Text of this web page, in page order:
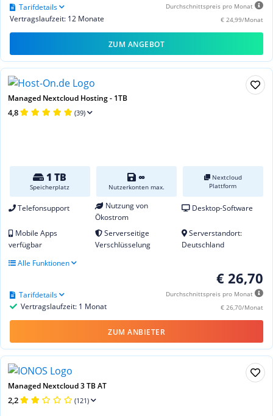
Durchschnittspreis pro Monat
€ 24,99/Monat
Vertragslaufzeit: 12 Monate
Tarifdetails
ZUM ANGEBOT
Managed Nextcloud Hosting - 1TB
4,8 (39)
1 TB
Speicherplatz
∞
Nutzerkonten max.
Nextcloud
Plattform
Telefonsupport
Nutzung von
Ökostrom
Desktop-Software
Mobile Apps
verfügbar
Serverseitige
Verschlüsselung
Serverstandort:
Deutschland
Alle Funktionen
€ 26,70
Durchschnittspreis pro Monat
€ 26,70/Monat
Vertragslaufzeit: 1 Monat
Tarifdetails
ZUM ANBIETER
Managed Nextcloud 3 TB AT
2,2 (121)